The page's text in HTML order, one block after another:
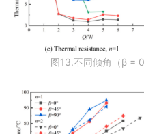
图13.不同倾角（β =